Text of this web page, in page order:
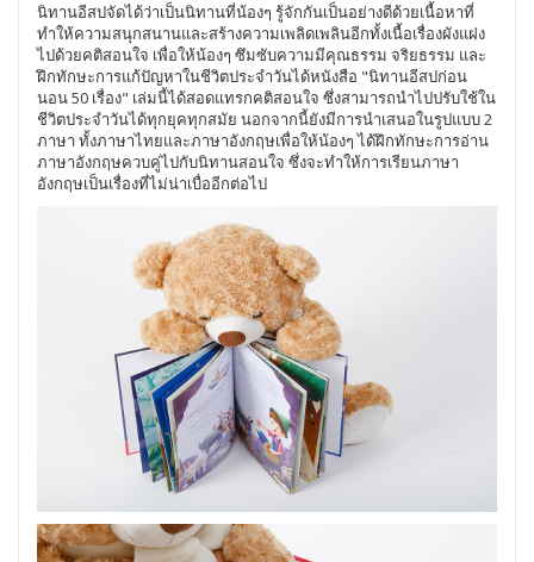
นิทานอีสปจัดได้ว่าเป็นนิทานที่น้องๆ รู้จักกันเป็นอย่างดีด้วยเนื้อหาที่
ทำให้ความสนุกสนานและสร้างความเพลิดเพลินอีกทั้งเนื้อเรื่องผังแฝง
ไปด้วยคติสอนใจ เพื่อให้น้องๆ ซึมซับความมีคุณธรรม จริยธรรม และ
ฝึกทักษะการแก้ปัญหาในชีวิตประจำวันได้หนังสือ "นิทานอีสปก่อน
นอน 50 เรื่อง" เล่มนี้ได้สอดแทรกคติสอนใจ ซึ่งสามารถนำไปปรับใช้ใน
ชีวิตประจำวันได้ทุกยุคทุกสมัย นอกจากนี้ยังมีการนำเสนอในรูปแบบ 2
ภาษา ทั้งภาษาไทยและภาษาอังกฤษเพื่อให้น้องๆ ได้ฝึกทักษะการอ่าน
ภาษาอังกฤษควบคู่ไปกับนิทานสอนใจ ซึ่งจะทำให้การเรียนภาษา
อังกฤษเป็นเรื่องที่ไม่น่าเบื่ออีกต่อไป